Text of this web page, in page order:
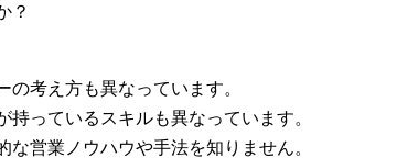
？
考え方も異なっています。
っているスキルも異なっています。
営業ノウハウや手法を知りません。